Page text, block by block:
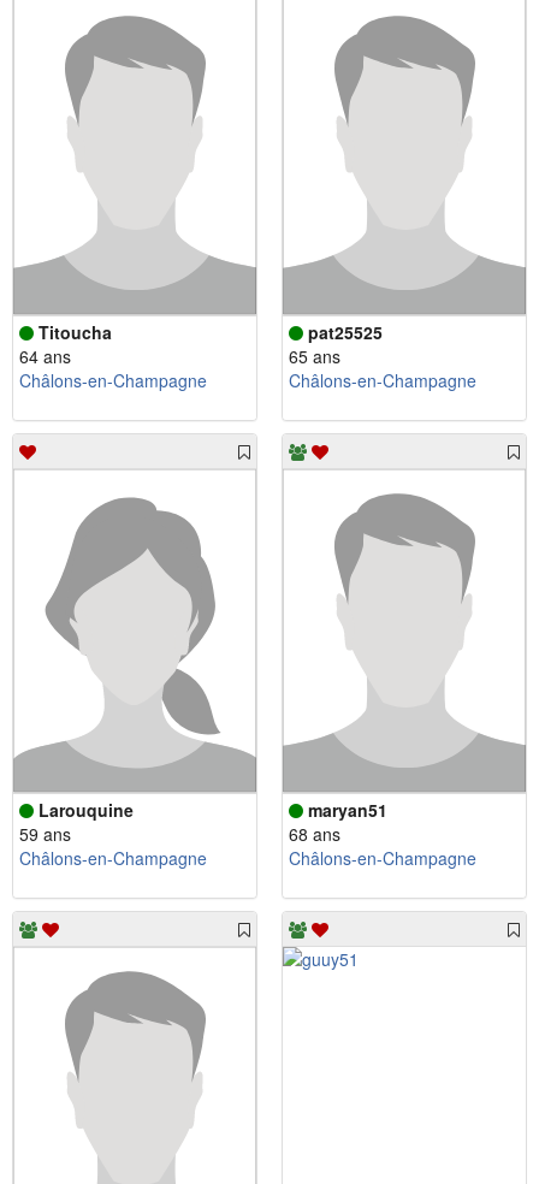
Titoucha
64 ans
Châlons-en-Champagne
pat25525
65 ans
Châlons-en-Champagne
Larouquine
59 ans
Châlons-en-Champagne
maryan51
68 ans
Châlons-en-Champagne